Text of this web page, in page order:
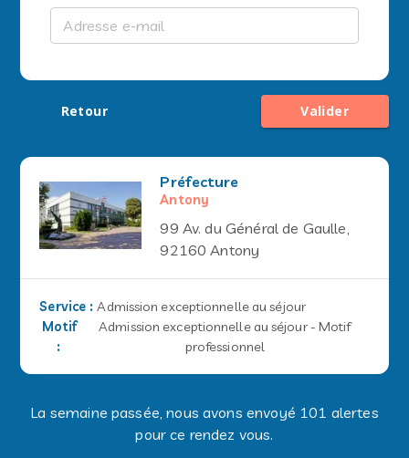
Retour Valider
Préfecture
Antony
99 Av. du Général de Gaulle,
92160 Antony
Service :Admission exceptionnelle au séjour
Motif
:
Admission exceptionnelle au séjour - Motif
professionnel
La semaine passée, nous avons envoyé 101 alertes
pour ce rendez vous.